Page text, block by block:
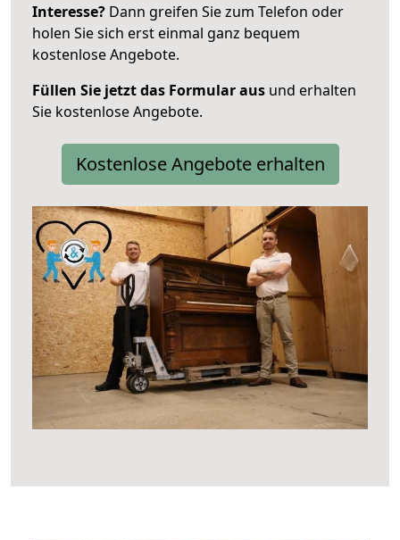
Interesse? Dann greifen Sie zum Telefon oder
holen Sie sich erst einmal ganz bequem
kostenlose Angebote.
Füllen Sie jetzt das Formular aus und erhalten
Sie kostenlose Angebote.
Kostenlose Angebote erhalten